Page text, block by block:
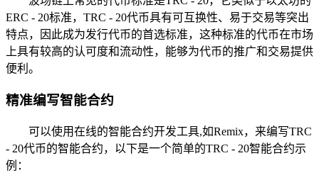
ERC - 20标准，TRC - 20代币具有可互换性、易于交易等突出
特点，因此成为发行代币的首选标准，这种标准的代币在市场
上具有较高的认可度和流动性，能够为代币的推广和交易提供
便利。
精准编写智能合约
可以使用在线的智能合约开发工具,如Remix，来编写TRC
- 20代币的智能合约，以下是一个简单的TRC - 20智能合约示
例：